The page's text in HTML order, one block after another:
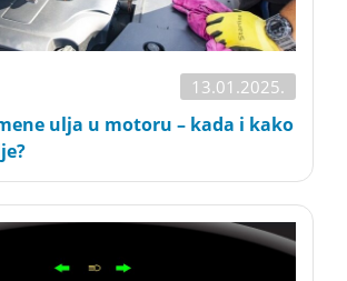
13.01.2025.
ulja u motoru – kada i kako